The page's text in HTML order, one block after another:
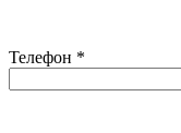
Телефон *